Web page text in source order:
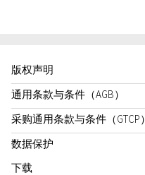
版权声明
通用条款与条件（AGB）
采购通用条款与条件（GTCP）
数据保护
下载